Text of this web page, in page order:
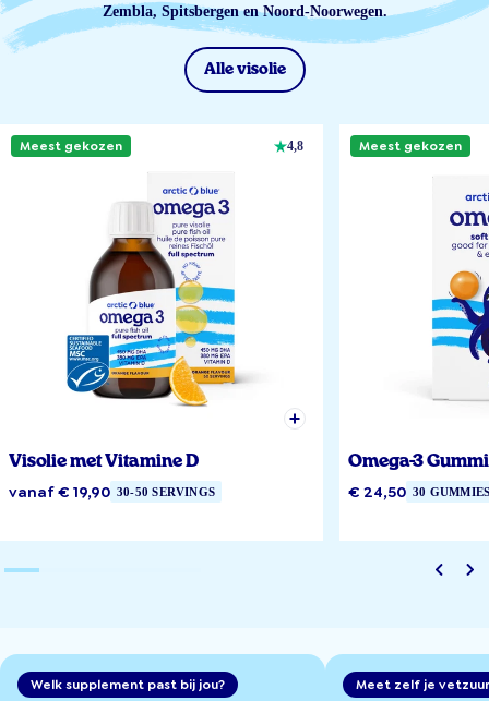
Zembla, Spitsbergen en Noord-Noorwegen.
Alle visolie
Meest gekozen 4,8
Visolie met Vitamine D
vanaf € 19,90 30-50 SERVINGS
Meest gekozen
Omega-3
€ 24,50 30
Welk supplement past bij jou? Meet zelf je